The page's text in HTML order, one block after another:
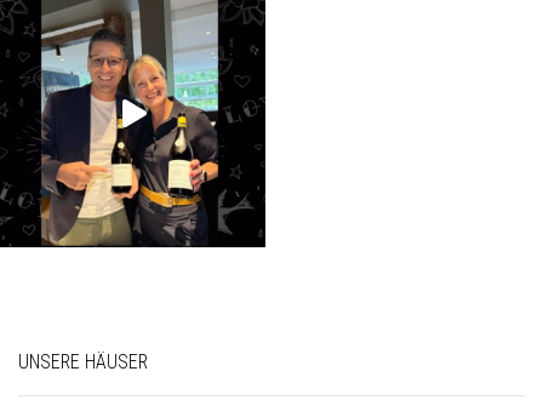
UNSERE HÄUSER